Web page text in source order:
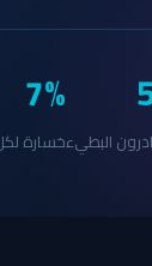
البطيء
7%
خسارة لكل